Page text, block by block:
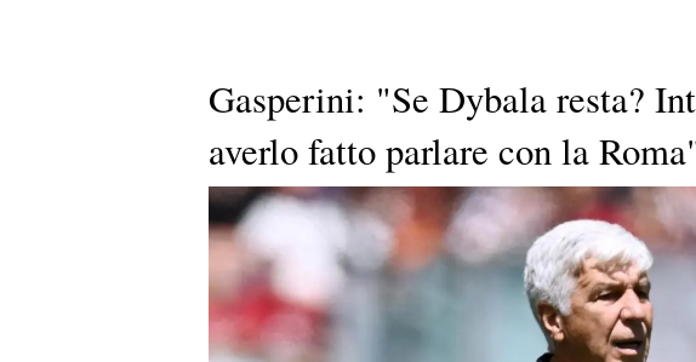
Gasperini: "Se Dybala resta?
averlo fatto parlare con la